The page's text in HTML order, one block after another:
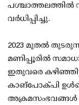
പശ്ചാത്തലത്തില്‍
വര്‍ധിപ്പിച്ചു.
2023 മുതല്‍
മണിപ്പൂരില്‍
ഇതുവരെ
കാങ്‌പോക്പി
അക്രമസംഭവങ്ങള്‍